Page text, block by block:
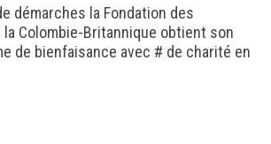
démarches la Fondation des
Colombie-Britannique obtient son
de bienfaisance avec # de charité en